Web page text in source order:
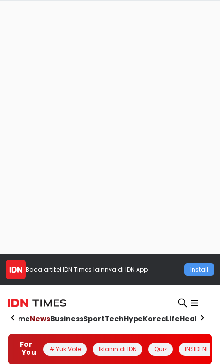
Baca artikel IDN Times lainnya di IDN App Install
HomeNewsBusinessSportTechHypeKoreaLifeHealth
For
You
# Yuk Vote Iklanin di IDN Quiz INSIDENESIA